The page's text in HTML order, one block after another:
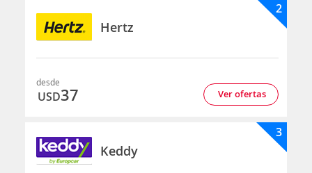
Hertz
2
desde
USD37 Ver ofertas
Keddy
3